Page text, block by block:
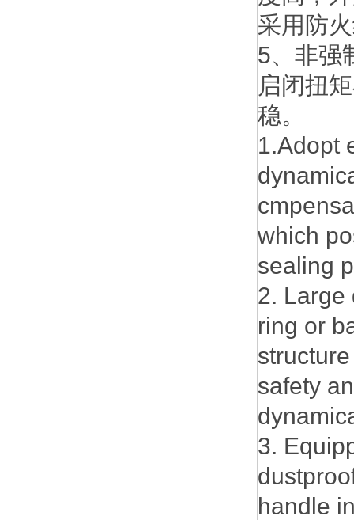
采用防
5、非强
启闭扭
稳。
1.Adopt
which
sealing
2. Large
ring or
safety
3.
handle